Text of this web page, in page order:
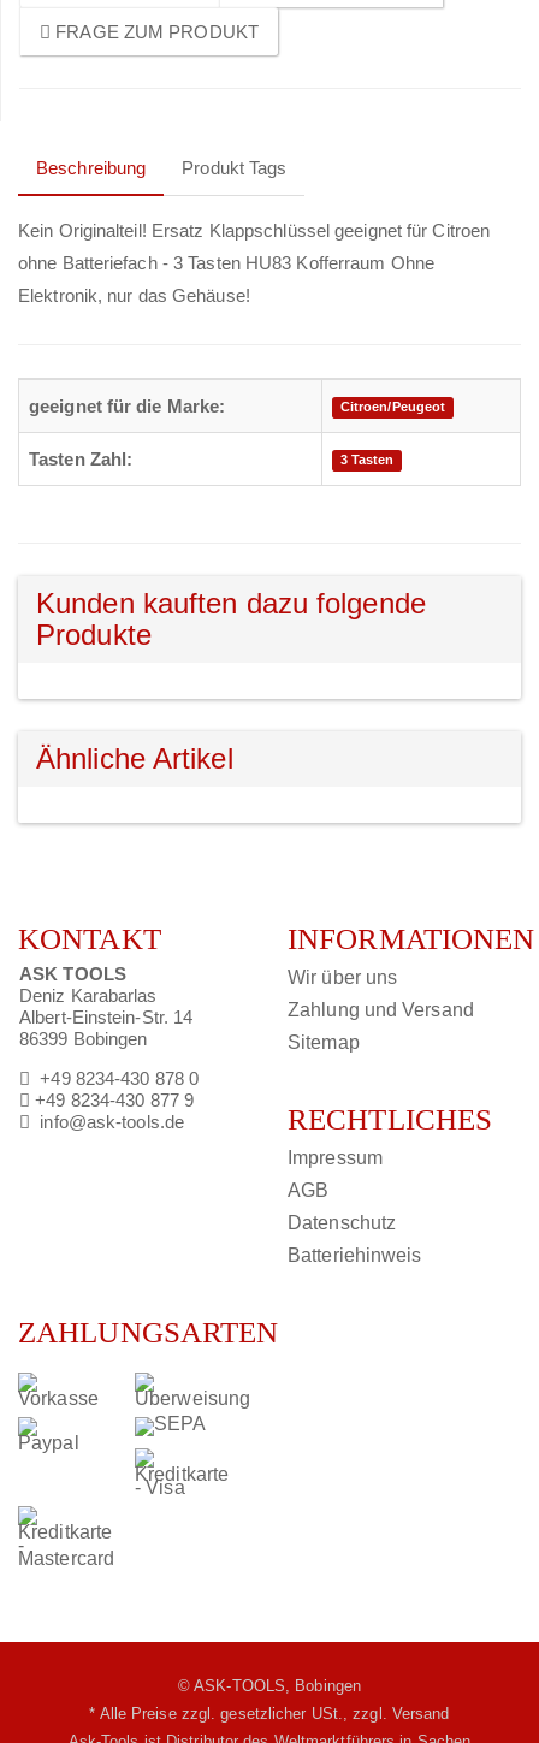
FRAGE ZUM PRODUKT
Beschreibung Produkt Tags
Kein Originalteil! Ersatz Klappschlüssel geeignet für Citroen
ohne Batteriefach - 3 Tasten HU83 Kofferraum Ohne
Elektronik, nur das Gehäuse!
geeignet für die Marke: Citroen/Peugeot
Tasten Zahl: 3 Tasten
Kunden kauften dazu folgende
Produkte
Ähnliche Artikel
KONTAKT
ASK TOOLS
Deniz Karabarlas
Albert-Einstein-Str. 14
86399 Bobingen
+49 8234-430 878 0
+49 8234-430 877 9
info@ask-tools.de
INFORMATIONEN
Wir über uns
Zahlung und Versand
Sitemap
RECHTLICHES
Impressum
AGB
Datenschutz
Batteriehinweis
ZAHLUNGSARTEN
© ASK-TOOLS, Bobingen
* Alle Preise zzgl. gesetzlicher USt.,zzgl. Versand